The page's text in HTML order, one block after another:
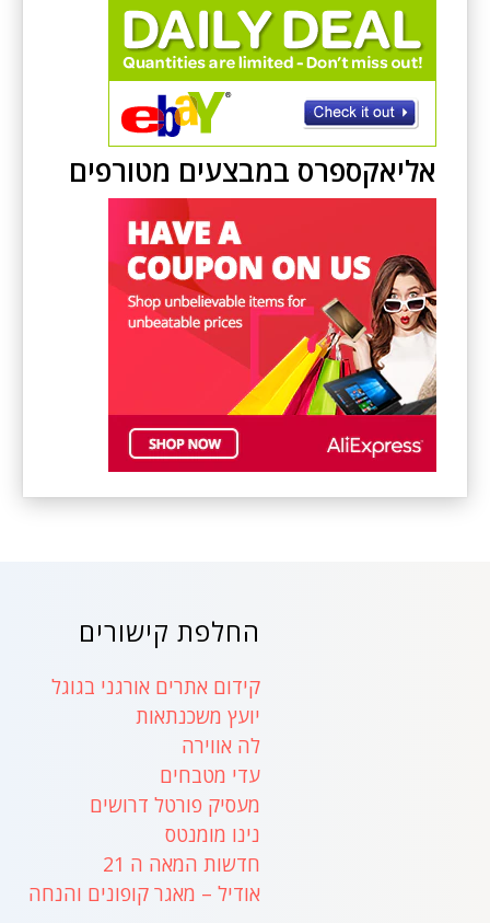
אליאקספרס במבצעים מטורפים
החלפת קישורים
קידום אתרים אורגני בגוגל
יועץ משכנתאות
לה אווירה
עדי מטבחים
מעסיק פורטל דרושים
נינו מומנטס
חדשות המאה ה 21
אודיל – מאגר קופונים והנחה